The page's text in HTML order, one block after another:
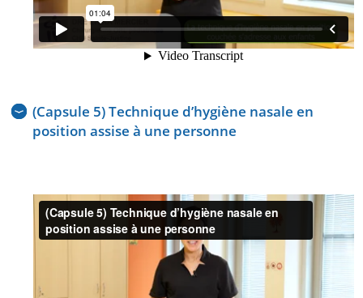
(Capsule 5) Technique d’hygiène nasale en
position assise à une personne